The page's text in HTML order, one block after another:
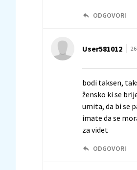
ODGOVORI
User581012
bodi taksen,
žensko ki se
umita, da bi se
imate da se
za videt
ODGOVORI